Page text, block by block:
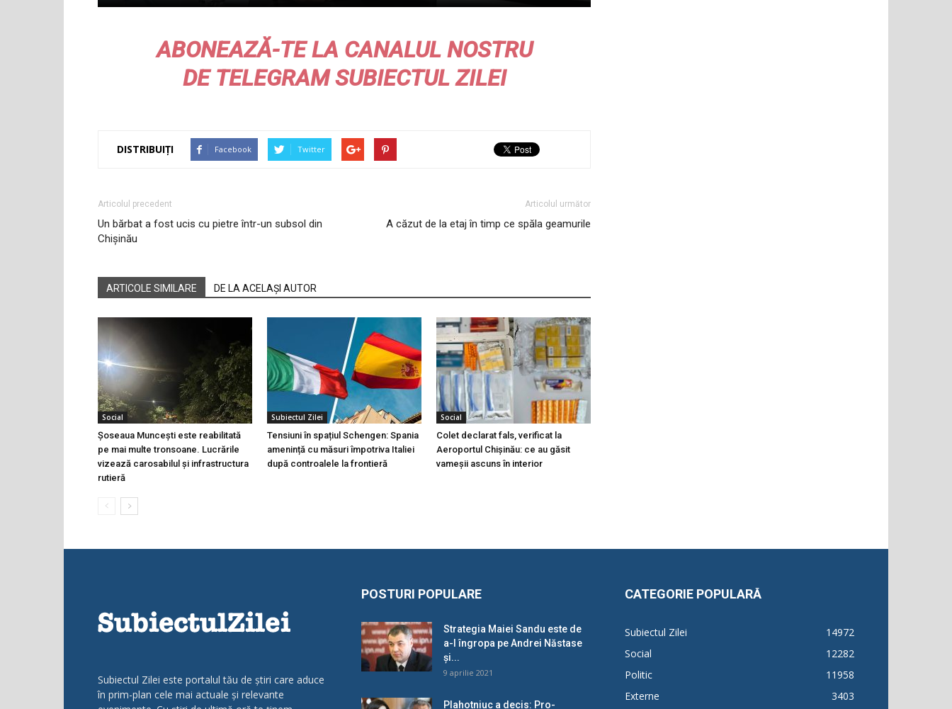
ABONEAZĂ-TE LA CANALUL NOSTRU
DETELEGRAMSUBIECTUL ZILEI
DISTRIBUIȚI Facebook Twitter
Articolul precedent
Un bărbat a fost ucis cu pietre într-un subsol din
Chișinău
Articolul următor
A căzut de la etaj în timp ce spăla geamurile
ARTICOLE SIMILARE DE LA ACELAȘI AUTOR
Social
Șoseaua Muncești este reabilitată
pe mai multe tronsoane. Lucrările
vizează carosabilul și infrastructura
rutieră
Subiectul Zilei
Tensiuni în spațiul Schengen: Spania
amenință cu măsuri împotriva Italiei
după controalele la frontieră
Social
Colet declarat fals, verificat la
Aeroportul Chișinău: ce au găsit
vameșii ascuns în interior
Subiectul Zilei este portalul tău de știri care aduce
în prim-plan cele mai actuale și relevante
POSTURI POPULARE
Strategia Maiei Sandu este de
a-l îngropa pe Andrei Năstase
și...
9 aprilie 2021
Plahotniuc a decis: Pro-
CATEGORIE POPULARĂ
Subiectul Zilei
14972
Social
12282
Politic
11958
Externe
3403